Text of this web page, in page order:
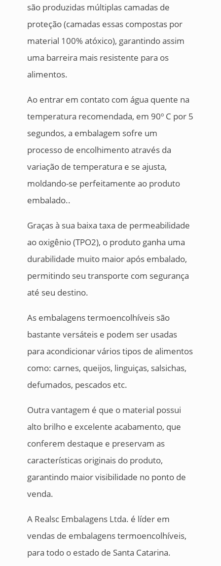
são produzidas múltiplas camadas de
proteção (camadas essas compostas por
material 100% atóxico), garantindo assim
uma barreira mais resistente para os
alimentos.
Ao entrar em contato com água quente na
temperatura recomendada, em 90º C por 5
segundos, a embalagem sofre um
processo de encolhimento através da
variação de temperatura e se ajusta,
moldando-se perfeitamente ao produto
embalado..
Graças à sua baixa taxa de permeabilidade
ao oxigênio (TPO2), o produto ganha uma
durabilidade muito maior após embalado,
permitindo seu transporte com segurança
até seu destino.
As embalagens termoencolhíveis são
bastante versáteis e podem ser usadas
para acondicionar vários tipos de alimentos
como: carnes, queijos, linguiças, salsichas,
defumados, pescados etc.
Outra vantagem é que o material possui
alto brilho e excelente acabamento, que
conferem destaque e preservam as
características originais do produto,
garantindo maior visibilidade no ponto de
venda.
A Realsc Embalagens Ltda. é líder em
vendas de embalagens termoencolhíveis,
para todo o estado de Santa Catarina.